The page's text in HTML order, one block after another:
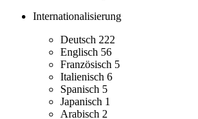
Internationalisierung
Deutsch 222
Englisch 56
Französisch 5
Italienisch 6
Spanisch 5
Japanisch 1
Arabisch 2